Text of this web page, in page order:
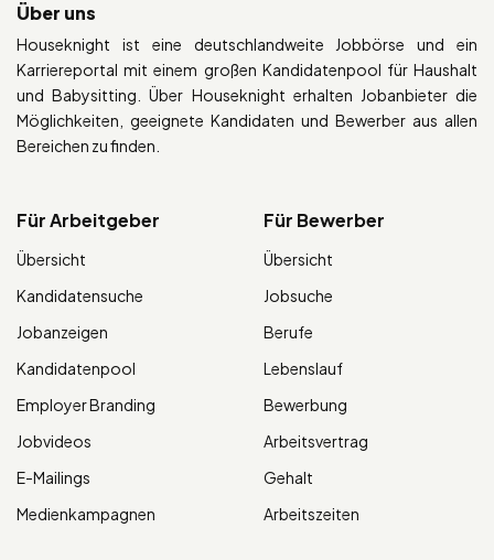
Über uns
Houseknight ist eine deutschlandweite Jobbörse und ein
Karriereportal mit einem großen Kandidatenpool für Haushalt
und Babysitting. Über Houseknight erhalten Jobanbieter die
Möglichkeiten, geeignete Kandidaten und Bewerber aus allen
Bereichen zu finden.
Für Arbeitgeber
Übersicht
Kandidatensuche
Jobanzeigen
Kandidatenpool
Employer Branding
Jobvideos
E-Mailings
Medienkampagnen
Für Bewerber
Übersicht
Jobsuche
Berufe
Lebenslauf
Bewerbung
Arbeitsvertrag
Gehalt
Arbeitszeiten